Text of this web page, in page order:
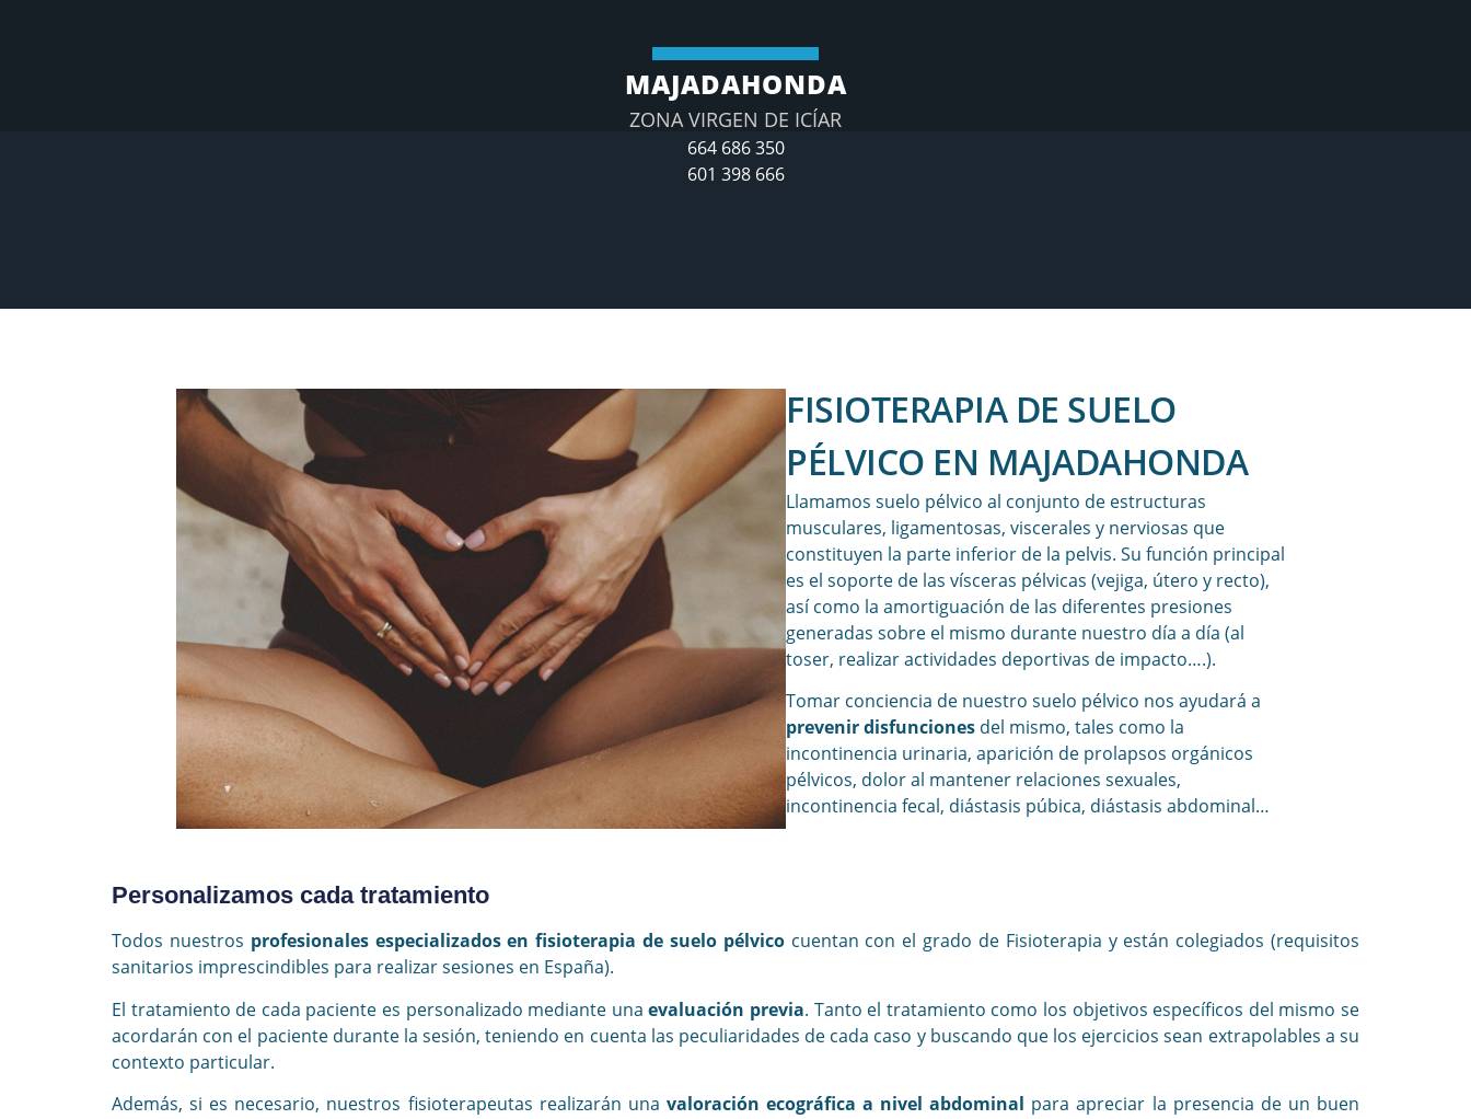
MAJADAHONDA
ZONA VIRGEN DE ICÍAR
664 686 350
601 398 666
FISIOTERAPIA DE SUELO
PÉLVICO EN MAJADAHONDA
Llamamos suelo pélvico al conjunto de estructuras
musculares, ligamentosas, viscerales y nerviosas que
constituyen la parte inferior de la pelvis. Su función principal
es el soporte de las vísceras pélvicas (vejiga, útero y recto),
así como la amortiguación de las diferentes presiones
generadas sobre el mismo durante nuestro día a día (al
toser, realizar actividades deportivas de impacto….).
Tomar conciencia de nuestro suelo pélvico nos ayudará a
prevenir disfunciones del mismo, tales como la
incontinencia urinaria, aparición de prolapsos orgánicos
pélvicos, dolor al mantener relaciones sexuales,
incontinencia fecal, diástasis púbica, diástasis abdominal…
Personalizamos cada tratamiento
Todos nuestros profesionales especializados en fisioterapia de suelo pélvicocuentan con el grado de Fisioterapia y están colegiados (requisitos
sanitarios imprescindibles para realizar sesiones en España).
El tratamiento de cada paciente es personalizado mediante unaevaluación previa. Tanto el tratamiento como los objetivos específicos del mismo se
acordarán con el paciente durante la sesión, teniendo en cuenta las peculiaridades de cada caso y buscando que los ejercicios sean extrapolables a su
contexto particular.
Además, si es necesario, nuestros fisioterapeutas realizarán una valoración ecográfica a nivel abdominal para apreciar la presencia de un buen